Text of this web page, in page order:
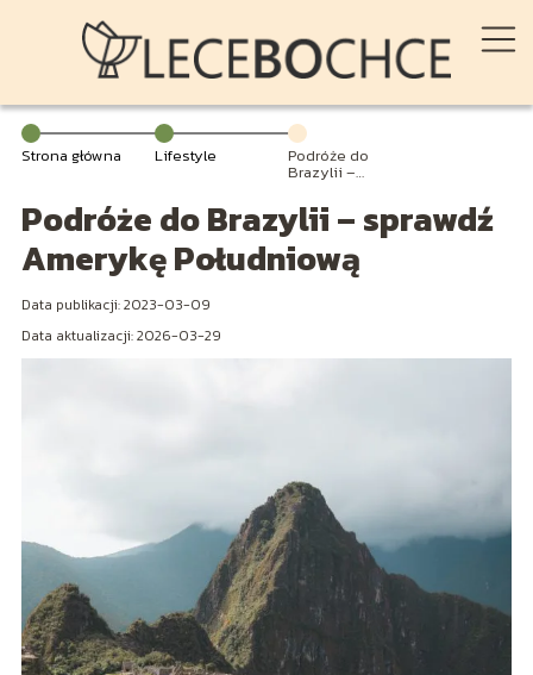
Strona główna Lifestyle Podróże do
Brazylii –
Amerykę
Południową
Podróże do Brazylii – sprawdź
Amerykę Południową
Data publikacji: 2023-03-09
Data aktualizacji: 2026-03-29